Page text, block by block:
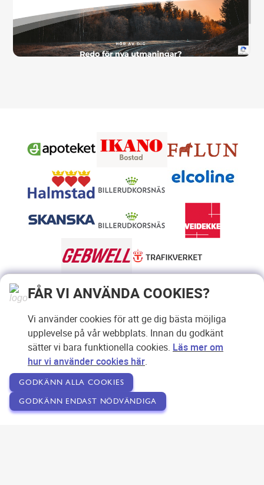
FÅR VI ANVÄNDA COOKIES?
Vi använder cookies för att ge dig bästa möjliga
upplevelse på vår webbplats. Innan du godkänt
sätter vi bara funktionella cookies. Läs mer om
hur vi använder cookies här.
GODKÄNN ALLA COOKIES
GODKÄNN ENDAST NÖDVÄNDIGA